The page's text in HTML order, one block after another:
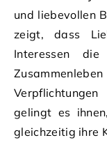
und liebevollen
zeigt, dass
Interessen
gelingt es
gleichzeitig ihre